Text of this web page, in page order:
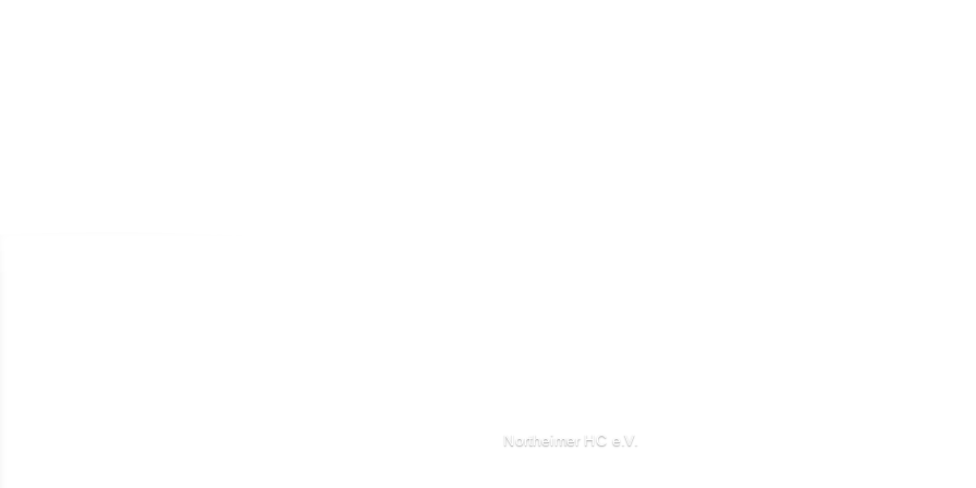
Northeimer HC e.V.